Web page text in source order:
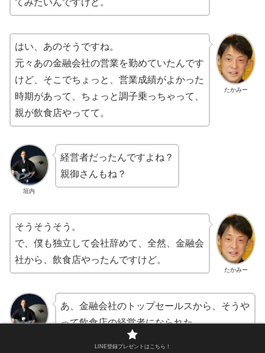
てみたいんですけど。
たかみー
はい、あのそうですね。
元々あの金融会社の営業を勤めていたんです
けど、そこでちょっと、営業成績がよかった
時期があって、ちょっと調子乗っちゃって、
親が飲食店やってて。
垣内
経営者だったんですよね？
親御さんもね？
たかみー
そうそうそう。
で、僕も独立して会社辞めて、全然、金融会
社から、飲食店やったんですけど。
あ、金融会社のトップセールスから、そうや
って飲食店の経営者になられた。
LINE登録プレゼントはこちら！